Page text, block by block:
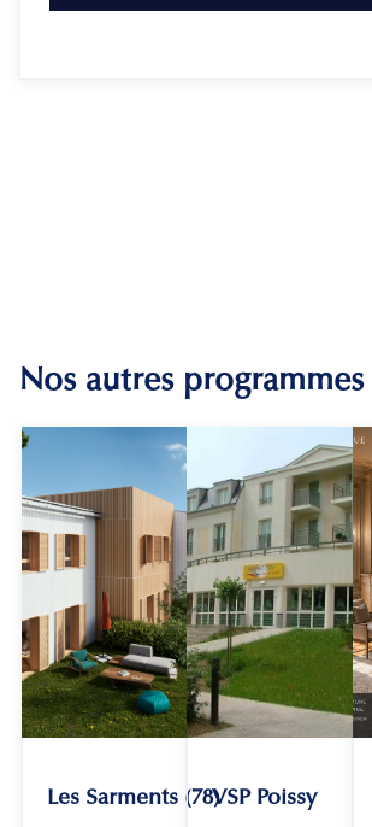
Nos autres programmes
Les Sarments (78)VSP Poissy